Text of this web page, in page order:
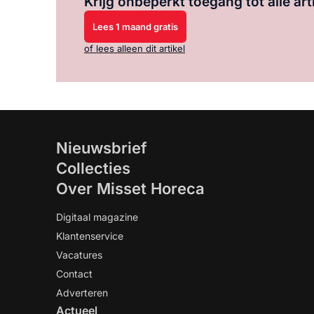
Lees 1 maand gratis
of lees alleen dit artikel
Nieuwsbrief
Collecties
Over Misset Horeca
Digitaal magazine
Klantenservice
Vacatures
Contact
Adverteren
Actueel